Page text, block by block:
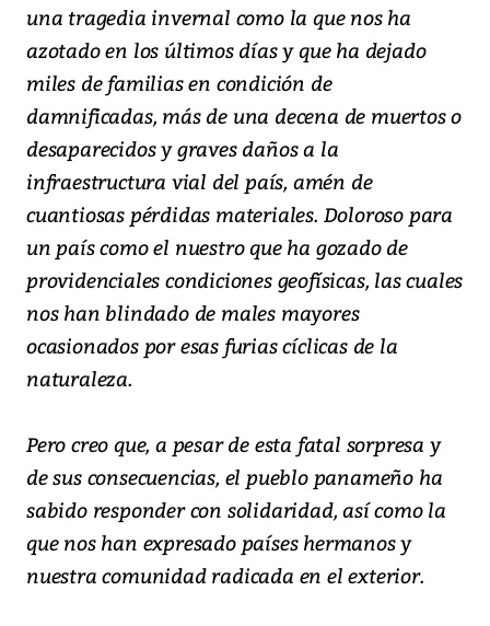
una tragedia invernal como la que nos ha
azotado en los últimos días y que ha dejado
miles de familias en condición de
damnificadas, más de una decena de muertos o
desaparecidos y graves daños a la
infraestructura vial del país, amén de
cuantiosas pérdidas materiales. Doloroso para
un país como el nuestro que ha gozado de
providenciales condiciones geofísicas, las cuales
nos han blindado de males mayores
ocasionados por esas furias cíclicas de la
naturaleza.
Pero creo que, a pesar de esta fatal sorpresa y
de sus consecuencias, el pueblo panameño ha
sabido responder con solidaridad, así como la
que nos han expresado países hermanos y
nuestra comunidad radicada en el exterior.